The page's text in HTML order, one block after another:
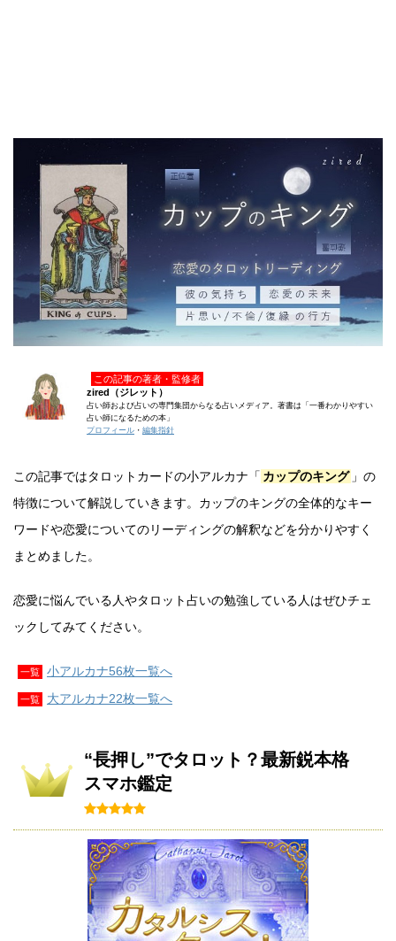
この記事の著者・監修者
zired（ジレット）
占い師および占いの専門集団からなる占いメディア。著書は「一番わかりやすい
占い師になるための本」
プロフィール ・ 編集指針
この記事ではタロットカードの小アルカナ「 カップのキング 」の
特徴について解説していきます。カップのキングの全体的なキー
ワードや恋愛についてのリーディングの解釈などを分かりやすく
まとめました。
恋愛に悩んでいる人やタロット占いの勉強している人はぜひチェ
ックしてみてください。
一覧 小アルカナ56枚一覧へ
一覧 大アルカナ22枚一覧へ
“長押し”でタロット？最新鋭本格
スマホ鑑定